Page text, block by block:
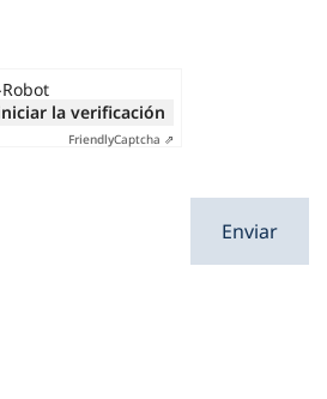
la verificación
FriendlyCaptcha ⇗
Enviar